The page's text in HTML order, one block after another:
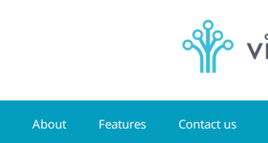
About Features Contact us